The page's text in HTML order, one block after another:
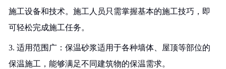
施工设备和技术。施工人员只需掌握基本的施工技巧，即
可轻松完成施工任务。
3. 适用范围广：保温砂浆适用于各种墙体、屋顶等部位的
保温施工，能够满足不同建筑物的保温需求。